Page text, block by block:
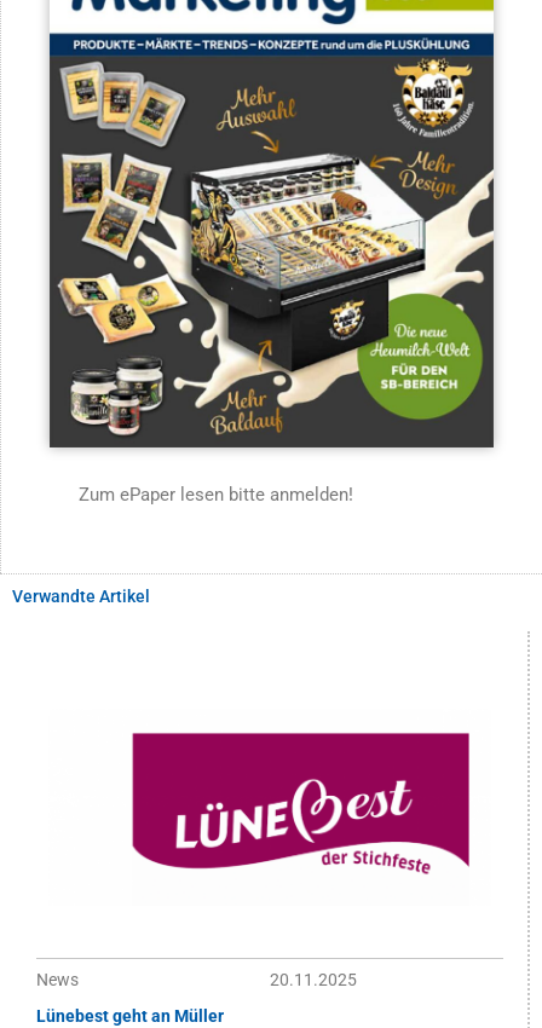
Zum ePaper lesen bitte anmelden!
Verwandte Artikel
News
20.11.2025
Lünebest geht an Müller